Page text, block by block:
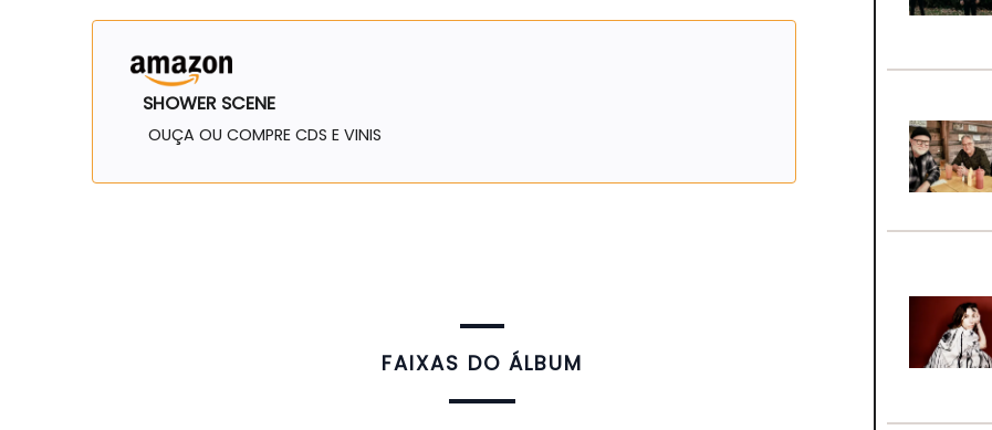
SHOWER SCENE
OUÇA OU COMPRE CDS E VINIS
FAIXAS DO ÁLBUM